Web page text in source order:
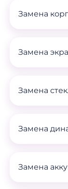
Замена
Замена
Замена
Замена
Замена